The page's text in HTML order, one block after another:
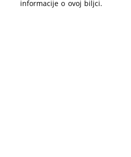
informacije o ovoj biljci.